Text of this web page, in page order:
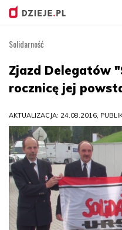
Solidarność
Zjazd Delegatów
rocznicę jej
AKTUALIZACJA: 24.08.2016,